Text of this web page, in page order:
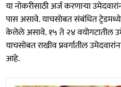
या नोकरीसाठी अर्ज करणाऱ्या
पास असावे. याचसोबत संबंधित
केलेले असावे. १५ ते २४ वयोगटातील
याचसोबत राखीव प्रवर्गातील
आहे.